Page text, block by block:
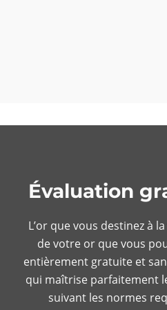
Évaluation
L’or que vous destinez à
de votre or que vous
entièrement gratuite et
qui maîtrise parfaitement
suivant les normes